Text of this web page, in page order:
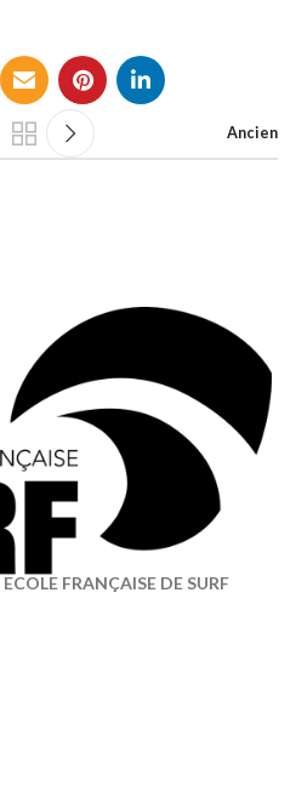
Ancien
ECOLE FRANÇAISE DE SURF